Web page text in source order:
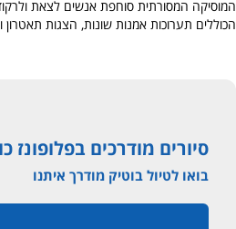
המוסיקה המסורתית סוחפת אנשים לצאת
הכוללים תערוכות אמנות שונות, הצגות
סיורים מודרכים בפלופונז
בואו לטיול בוטיק מודרך איתנו